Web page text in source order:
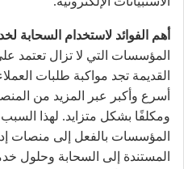
أهم الفوائد لاستخدام السحابة
المؤسسات التي لا تزال تعتمد
القديمة تجد مواكبة طلبات
أسرع وأكبر عبر المزيد من
ومكلفًا بشكل متزايد. لهذا السبب
المؤسسات بالفعل إلى منصات
المستندة إلى السحابة وحلول